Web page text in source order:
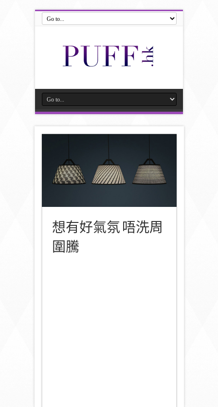
想有好氣氛 唔洗周
圍騰